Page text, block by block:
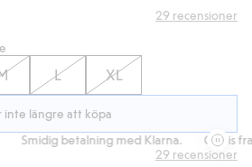
29 recensioner
L XL
inte längre att köpa
Smidig betalning med Klarna. Gratis
29 recensioner